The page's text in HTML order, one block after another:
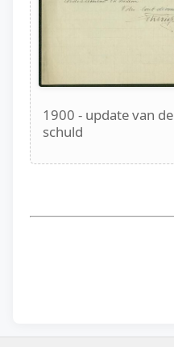
1900 - update van de
schuld